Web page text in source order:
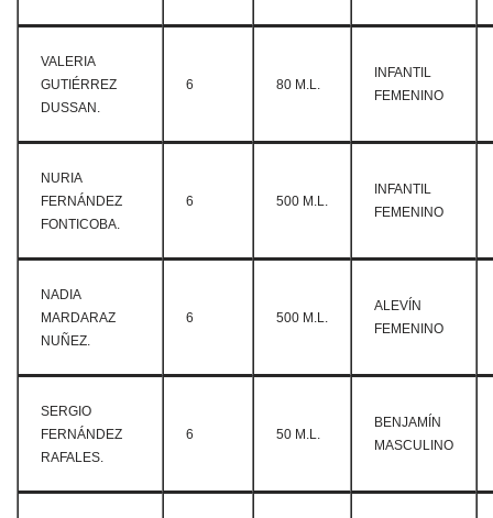
VALERIA
GUTIÉRREZ
DUSSAN.
6 80 M.L.
INFANTIL
FEMENINO
NURIA
FERNÁNDEZ
FONTICOBA.
6 500 M.L.
INFANTIL
FEMENINO
NADIA
MARDARAZ
NUÑEZ.
6 500 M.L.
ALEVÍN
FEMENINO
SERGIO
FERNÁNDEZ
RAFALES.
6 50 M.L.
BENJAMÍN
MASCULINO